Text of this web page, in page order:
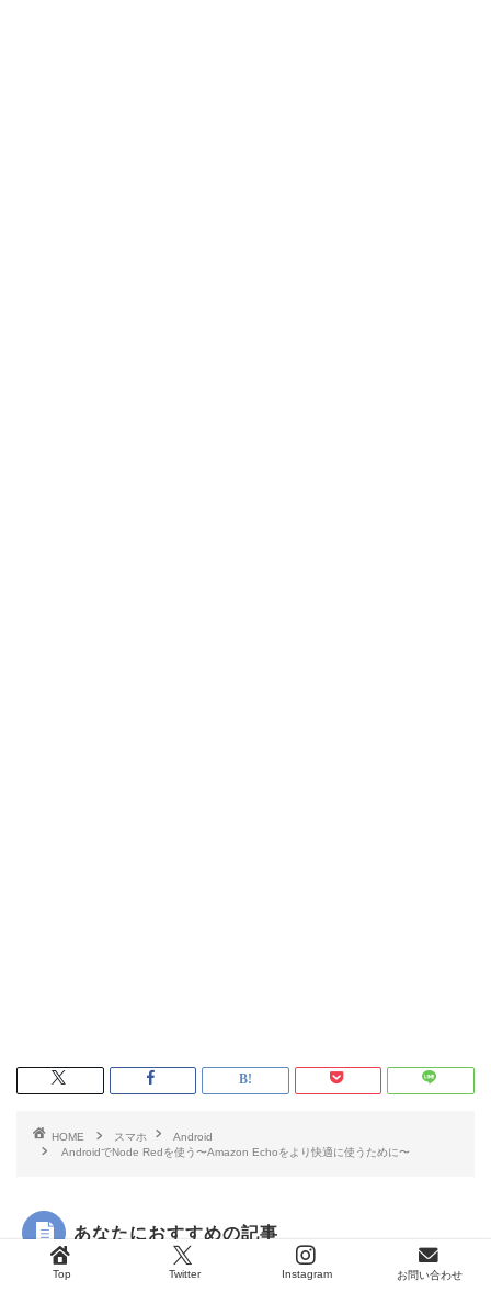
HOME スマホ
Android
AndroidでNode Redを使う〜Amazon Echoをより快適に使うために〜
あなたにおすすめの記事
Top Twitter Instagram お問い合わせ